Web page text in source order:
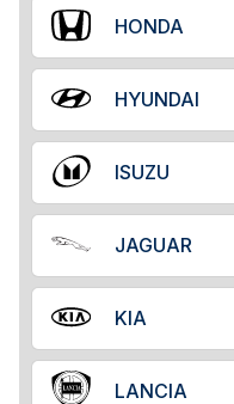
HONDA
HYUNDAI
ISUZU
JAGUAR
KIA
LANCIA